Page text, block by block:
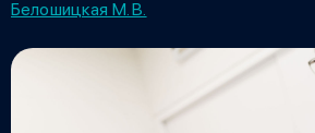
Белошицкая М. В.